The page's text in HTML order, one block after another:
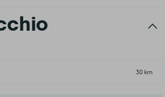
30 km